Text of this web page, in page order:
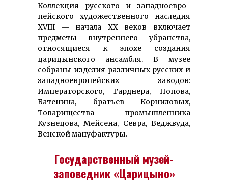
Коллекция русского и западно­евро­
пей­ского ху­до­же­ст­вен­ного на­сле­дия
XVIII — начала XX веков включает
предметы внутреннего убранства,
относящиеся к эпохе создания
царицынского ансамбля. В музее
собраны изделия различных русских и
западноевропейских заводов:
Императорского, Гарднера, Попова,
Батенина, братьев Корниловых,
Товарищества промышленника
Кузнецова, Мейсена, Севра, Веджвуда,
Венской мануфактуры.
Государственный музей-
заповедник «Царицыно»